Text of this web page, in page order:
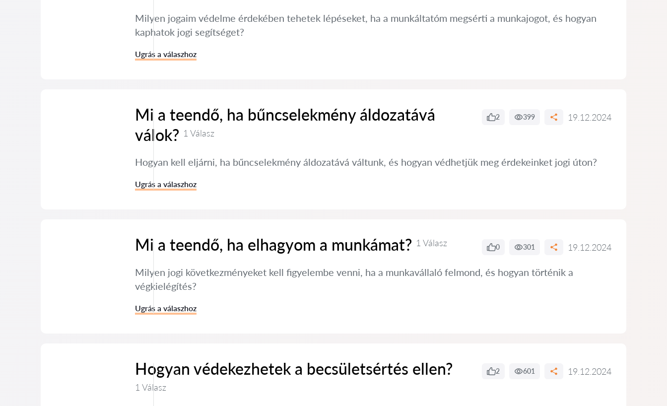
Milyen jogaim védelme érdekében tehetek lépéseket, ha a munkáltatóm megsérti a munkajogot, és hogyan
kaphatok jogi segítséget?
Ugrás a válaszhoz
Mi a teendő, ha bűncselekmény áldozatává
válok? 1 Válasz
2 399 19.12.2024
Hogyan kell eljárni, ha bűncselekmény áldozatává váltunk, és hogyan védhetjük meg érdekeinket jogi úton?
Ugrás a válaszhoz
Mi a teendő, ha elhagyom a munkámat? 1 Válasz 0 301 19.12.2024
Milyen jogi következményeket kell figyelembe venni, ha a munkavállaló felmond, és hogyan történik a
végkielégítés?
Ugrás a válaszhoz
Hogyan védekezhetek a becsületsértés ellen?
1 Válasz
2 601 19.12.2024